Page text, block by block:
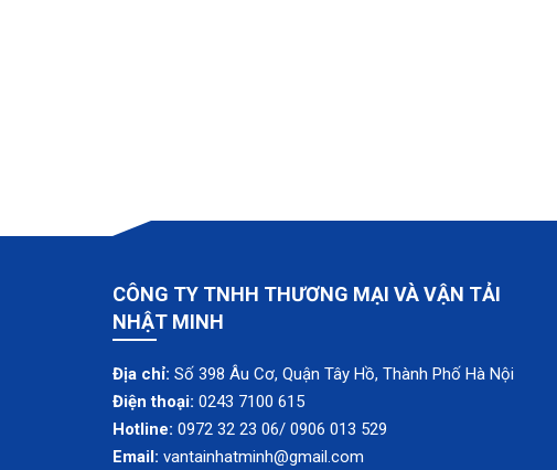
CÔNG TY TNHH THƯƠNG MẠI VÀ VẬN TẢI
NHẬT MINH
Địa chỉ: Số 398 Âu Cơ, Quận Tây Hồ, Thành Phố Hà Nội
Điện thoại: 0243 7100 615
Hotline: 0972 32 23 06/ 0906 013 529
Email: vantainhatminh@gmail.com